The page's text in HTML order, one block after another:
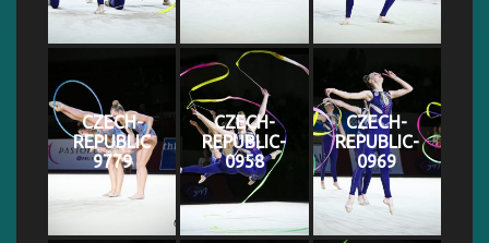
CZECH-
REPUBLIC
9779
CZECH-
REPUBLIC-
0958
CZECH-
REPUBLIC-
0969